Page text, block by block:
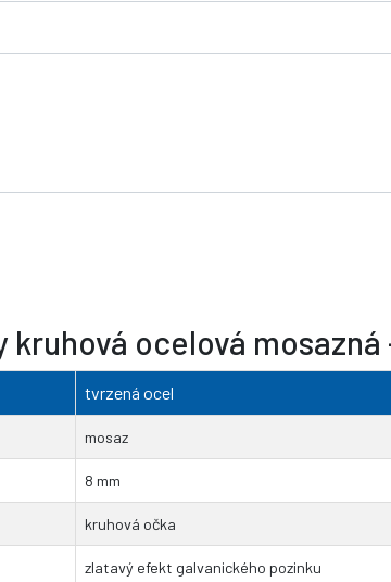
ocelová mosazná
tvrzená ocel
mosaz
8 mm
kruhová očka
zlatavý efekt galvanického pozinku